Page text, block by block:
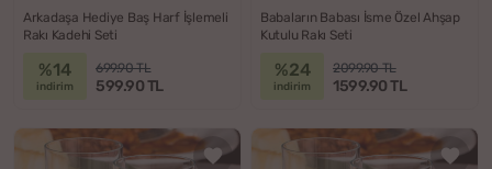
Arkadaşa Hediye Baş Harf İşlemeli
Rakı Kadehi Seti
%14
indirim
699.90 TL
599.90 TL
Babaların Babası İsme Özel Ahşap
Kutulu Rakı Seti
%24
indirim
2099.90 TL
1599.90 TL